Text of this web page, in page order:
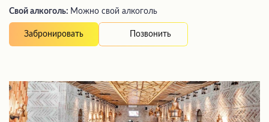
Свой алкоголь: Можно свой алкоголь
Забронировать Позвонить